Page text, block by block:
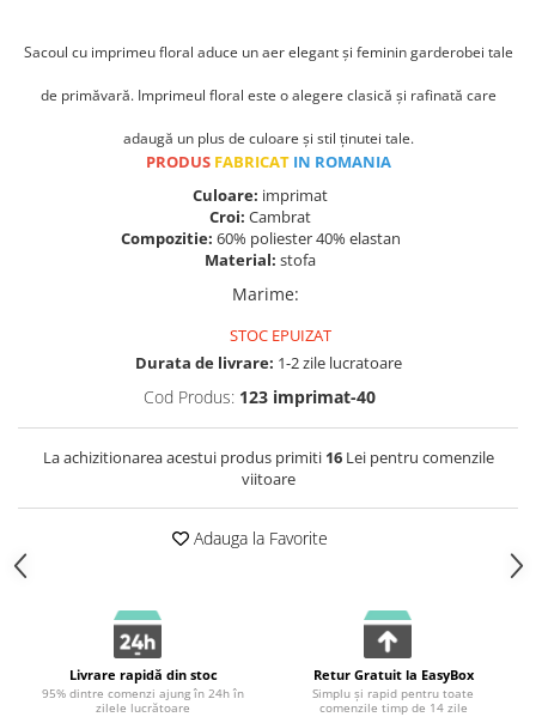
Sacoul cu imprimeu floral aduce un aer elegant și feminin garderobei tale
de primăvară. Imprimeul floral este o alegere clasică și rafinată care
adaugă un plus de culoare și stil ținutei tale.
PRODUS FABRICATIN ROMANIA
Culoare: imprimat
Croi: Cambrat
Compozitie: 60% poliester 40% elastan
Material: stofa
Marime:
STOC EPUIZAT
Durata de livrare: 1-2 zile lucratoare
Cod Produs: 123 imprimat-40
La achizitionarea acestui produs primiti 16Lei pentru comenzile
viitoare
Adauga la Favorite
Livrare rapidă din stoc
95% dintre comenzi ajung în 24h în
zilele lucrătoare
Retur Gratuit la EasyBox
Simplu și rapid pentru toate
comenzile timp de 14 zile